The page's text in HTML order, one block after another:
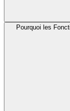
Pourquoi les